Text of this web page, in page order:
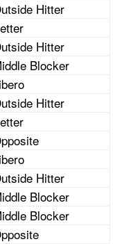
Hitter
Hitter
Blocker
Hitter
Hitter
Blocker
Blocker